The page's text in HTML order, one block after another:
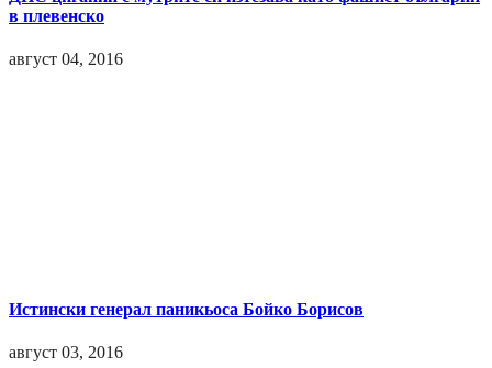
в плевенско
август 04, 2016
Истински генерал паникьоса Бойко Борисов
август 03, 2016